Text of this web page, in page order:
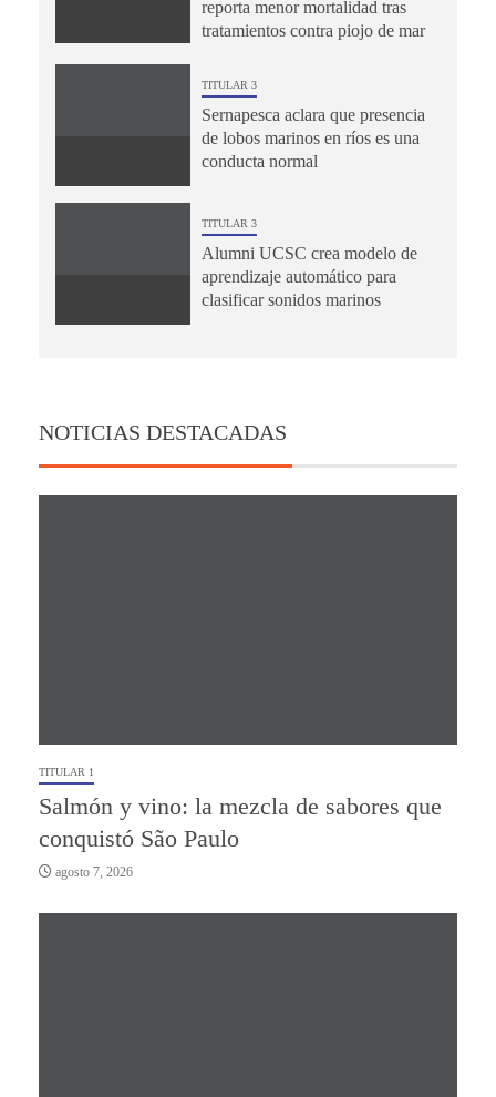
reporta menor mortalidad tras
tratamientos contra piojo de mar
TITULAR 3
Sernapesca aclara que presencia
de lobos marinos en ríos es una
conducta normal
TITULAR 3
Alumni UCSC crea modelo de
aprendizaje automático para
clasificar sonidos marinos
NOTICIAS DESTACADAS
TITULAR 1
Salmón y vino: la mezcla de sabores que
conquistó São Paulo
agosto 7, 2026